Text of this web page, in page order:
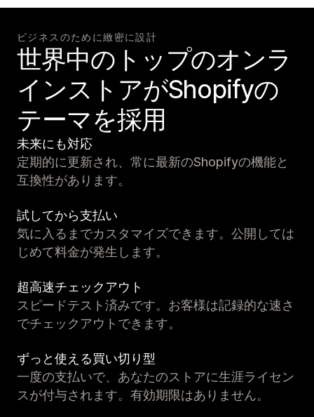
ビジネスのために緻密に設計
世界中のトップのオンラ
インストアがShopifyの
テーマを採用
未来にも対応
定期的に更新され、常に最新のShopifyの機能と
互換性があります。
試してから支払い
気に入るまでカスタマイズできます。公開しては
じめて料金が発生します。
超高速チェックアウト
スピードテスト済みです。お客様は記録的な速さ
でチェックアウトできます。
ずっと使える買い切り型
一度の支払いで、あなたのストアに生涯ライセン
スが付与されます。有効期限はありません。